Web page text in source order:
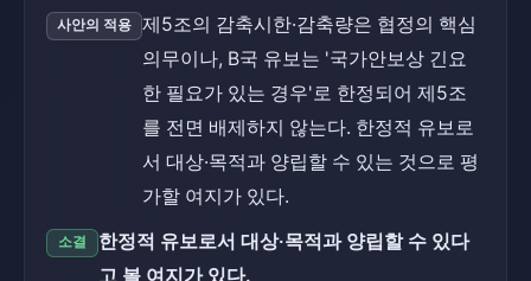
사안의 적용
제5조의 감축시한·감축량은 협정의 핵심
의무이나, B국 유보는 '국가안보상 긴요
한 필요가 있는 경우'로 한정되어 제5조
를 전면 배제하지 않는다. 한정적 유보로
서 대상·목적과 양립할 수 있는 것으로 평
가할 여지가 있다.
소결
한정적 유보로서 대상·목적과 양립할 수 있다
고 볼 여지가 있다.